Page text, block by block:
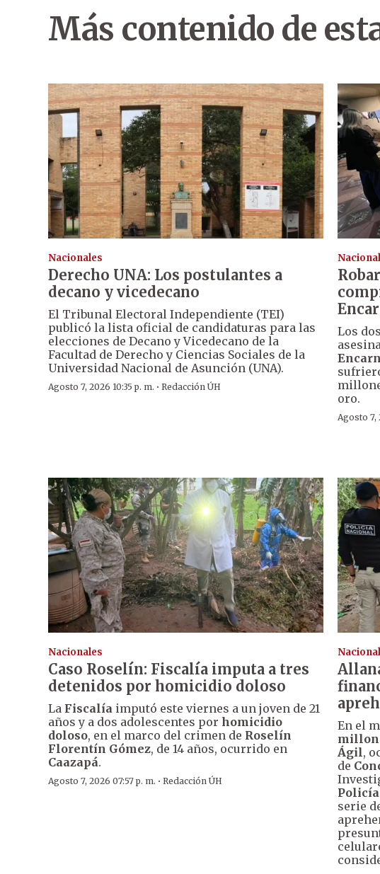
Más contenido de
Nacionales
Derecho UNA: Los postulantes a
decano y vicedecano
El Tribunal Electoral Independiente (TEI)
publicó la lista oficial de candidaturas para las
elecciones de Decano y Vicedecano de la
Facultad de Derecho y Ciencias Sociales de la
Universidad Nacional de Asunción (UNA).
Agosto 7, 2026 10:35 p. m. · Redacción ÚH
Los
oro.
Agosto 7,
Nacionales
Caso Roselín: Fiscalía imputa a tres
detenidos por homicidio doloso
La Fiscalía imputó este viernes a un joven de 21
años y a dos adolescentes por homicidio
doloso, en el marco del crimen de Roselín
Florentín Gómez, de 14 años, ocurrido en
Caazapá.
Agosto 7, 2026 07:57 p. m. · Redacción ÚH
En el
Ágil,
de
serie